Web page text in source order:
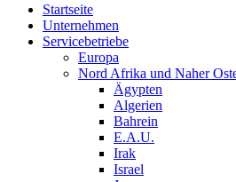
Startseite
Unternehmen
Servicebetriebe
Europa
Nord Afrika und Naher
Ägypten
Algerien
Bahrein
E.A.U.
Irak
Israel